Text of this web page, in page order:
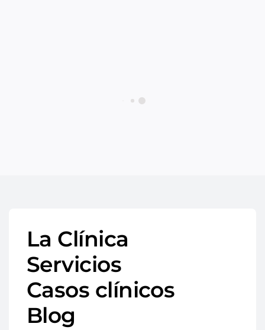
La Clínica
Servicios
Casos clínicos
Blog